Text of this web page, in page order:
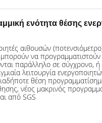
ενότητα θέσης
αιθουσών
να προγραμματιστούν
παράλληλο σε σύγχρονο, ή
λειτουργία
θέση
νέος μακρινός
από SGS